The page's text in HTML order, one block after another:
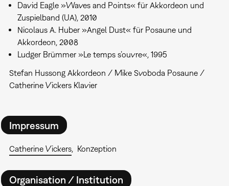
David Eagle »Waves and Points« für Akkordeon und
Zuspielband (UA), 2010
Nicolaus A. Huber »Angel Dust« für Posaune und
Akkordeon, 2008
Ludger Brümmer »Le temps s’ouvre«, 1995
Stefan Hussong Akkordeon / Mike Svoboda Posaune /
Catherine Vickers Klavier
Impressum
Catherine Vickers Konzeption
Organisation / Institution